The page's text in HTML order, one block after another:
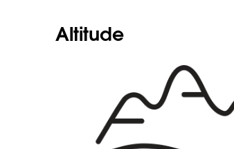
Altitude